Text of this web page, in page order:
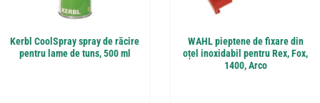
Kerbl CoolSpray spray de răcire
pentru lame de tuns, 500 ml
WAHL pieptene de fixare din
oțel inoxidabil pentru Rex, Fox,
1400, Arco